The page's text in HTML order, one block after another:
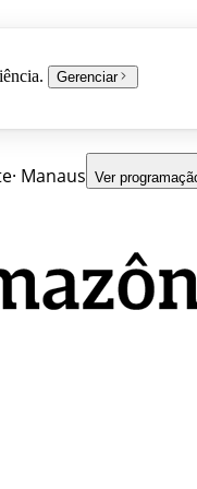
Gerenciar
· Manaus Ver